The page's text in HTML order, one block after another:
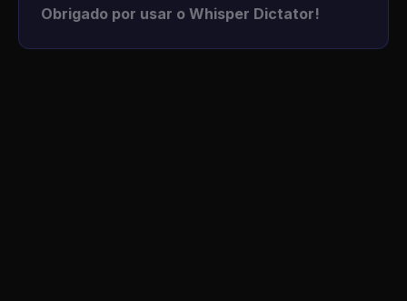
Obrigado por usar o Whisper Dictator!